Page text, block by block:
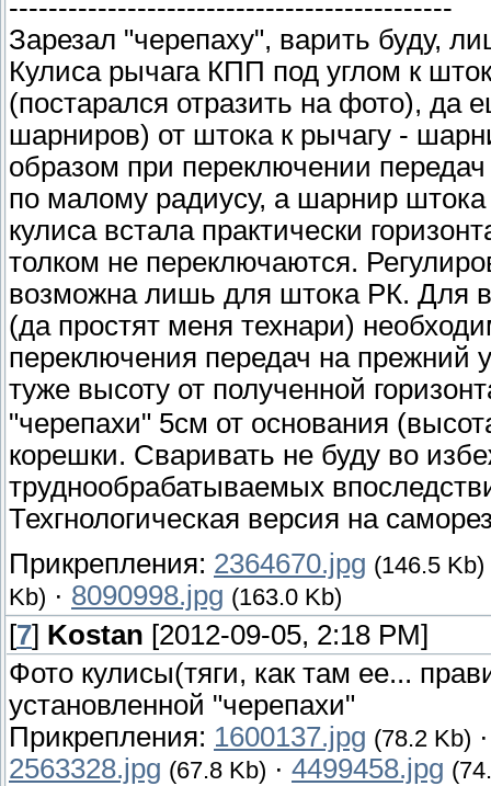
---------------------------------------------
Зарезал "черепаху", варить буду,
Кулиса рычага КПП под углом к
(постарался отразить на фото),
шарниров) от штока к рычагу -
образом при переключении
по малому радиусу, а шарнир
кулиса встала практически
толком не переключаются.
возможна лишь для штока РК. Для
(да простят меня технари)
переключения передач на прежний
туже высоту от полученной
"черепахи" 5см от основания
корешки. Сваривать не буду во
труднообрабатываемых
Техгнологическая версия на
Прикрепления: 2364670.jpg (146.5 Kb)
Kb) · 8090998.jpg (163.0 Kb)
[7] Kostan [2012-09-05, 2:18 PM]
Фото кулисы(тяги, как там ее...
установленной "черепахи"
Прикрепления: 1600137.jpg (78.2 Kb)
2563328.jpg (67.8 Kb) · 4499458.jpg